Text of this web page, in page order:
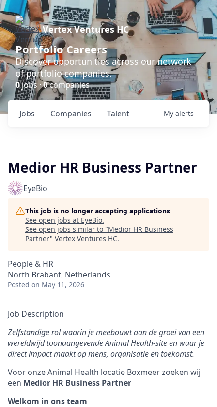
Vertex Ventures HC
Portfolio Careers
Discover opportunities across our network
of portfolio companies.
0jobs ·0companies
Jobs Companies Talent My alerts
Medior HR Business Partner
EyeBio
This job is no longer accepting applications
See open jobs at EyeBio.
See open jobs similar to "Medior HR Business
Partner" Vertex Ventures HC.
People & HR
North Brabant, Netherlands
Posted on May 11, 2026
Job Description
Zelfstandige rol waarin je meebouwt aan de groei van een
wereldwijd toonaangevende Animal Health-site en waar je
direct impact maakt op mens, organisatie en toekomst.
Voor onze Animal Health locatie Boxmeer zoeken wij
een Medior HR Business Partner
Welkom in ons team